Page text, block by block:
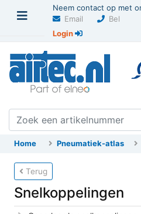
Neem contact op met
Email
Bel
Login
Home Pneumatiek-atlas
Terug
Snelkoppelingen